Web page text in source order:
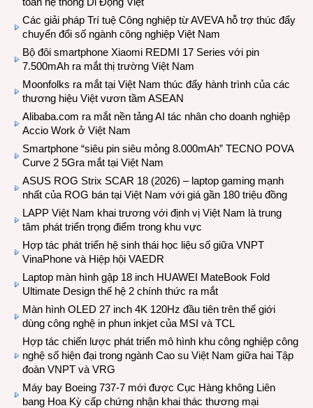
Các giải pháp Trí tuệ Công nghiệp từ AVEVA hỗ trợ thúc đẩy
chuyển đổi số ngành công nghiệp Việt Nam
Bộ đôi smartphone Xiaomi REDMI 17 Series với pin
7.500mAh ra mắt thị trường Việt Nam
Moonfolks ra mắt tại Việt Nam thúc đẩy hành trình của các
thương hiệu Việt vươn tầm ASEAN
Alibaba.com ra mắt nền tảng AI tác nhân cho doanh nghiệp
Accio Work ở Việt Nam
Smartphone “siêu pin siêu mỏng 8.000mAh” TECNO POVA
Curve 2 5Gra mắt tại Việt Nam
ASUS ROG Strix SCAR 18 (2026) – laptop gaming mạnh
nhất của ROG bán tại Việt Nam với giá gần 180 triệu đồng
LAPP Việt Nam khai trương với định vị Việt Nam là trung
tâm phát triển trọng điểm trong khu vực
Hợp tác phát triển hệ sinh thái học liệu số giữa VNPT
VinaPhone và Hiệp hội VAEDR
Laptop màn hình gập 18 inch HUAWEI MateBook Fold
Ultimate Design thế hệ 2 chính thức ra mắt
Màn hình OLED 27 inch 4K 120Hz đầu tiên trên thế giới
dùng công nghệ in phun inkjet của MSI và TCL
Hợp tác chiến lược phát triển mô hình khu công nghiệp công
nghệ số hiện đại trong ngành Cao su Việt Nam giữa hai Tập
đoàn VNPT và VRG
Máy bay Boeing 737-7 mới được Cục Hàng không Liên
bang Hoa Kỳ cấp chứng nhận khai thác thương mại